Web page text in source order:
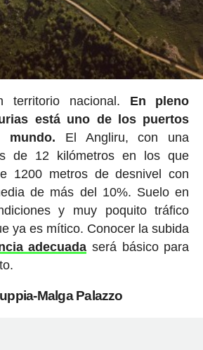
territorio nacional. En pleno
está uno de los puertos
mundo. El Angliru, con una
de 12 kilómetros en los que
1200 metros de desnivel con
de más del 10%. Suelo en
y muy poquito tráfico
ya es mítico. Conocer la subida
adecuada será básico para
Malga Palazzo